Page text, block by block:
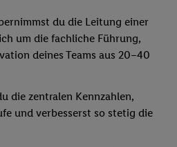
du die Leitung einer
um die fachliche Führung,
deines Teams aus 20–40
die zentralen Kennzahlen,
und verbesserst so stetig die